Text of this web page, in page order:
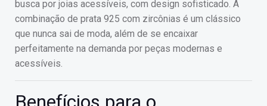
busca por joias acessíveis, com design sofisticado. A
combinação de prata 925 com zircônias é um clássico
que nunca sai de moda, além de se encaixar
perfeitamente na demanda por peças modernas e
acessíveis.